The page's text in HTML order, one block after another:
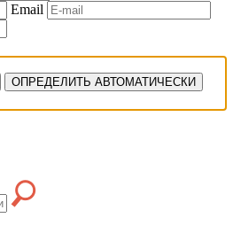
Email
ОПРЕДЕЛИТЬ АВТОМАТИЧЕСКИ